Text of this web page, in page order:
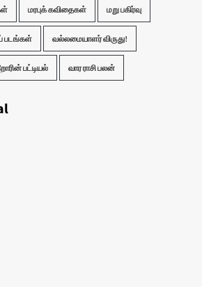
மரபுக் கவிதைகள் மறு பகிர்வு
வல்லமையாளர் விருது!
பட்டியல் வார ராசி பலன்